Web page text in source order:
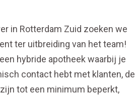
in Rotterdam Zuid zoeken we
ter uitbreiding van het team!
hybride apotheek waarbij je
contact hebt met klanten, de
tot een minimum beperkt,